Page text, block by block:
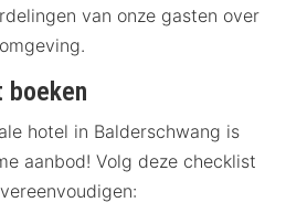
van onze gasten over
boeken
hotel in Balderschwang is
aanbod! Volg deze checklist